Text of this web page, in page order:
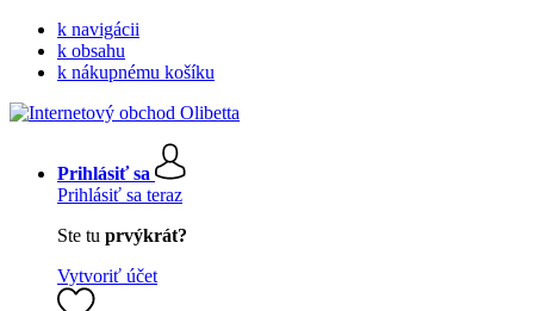
k navigácii
k obsahu
k nákupnému košíku
Prihlásiť sa
Prihlásiť sa teraz
Ste tu prvýkrát?
Vytvoriť účet